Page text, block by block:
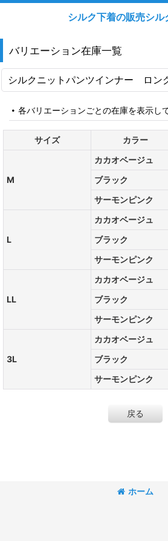
シルク下着の販売シル
バリエーション在庫一覧
シルクニットパンツインナー ロン
各バリエーションごとの在庫を表示し
サイズ カラー
M
カカオベージュ
ブラック
サーモンピンク
L
カカオベージュ
ブラック
サーモンピンク
LL
カカオベージュ
ブラック
サーモンピンク
3L
カカオベージュ
ブラック
サーモンピンク
戻る
ホーム